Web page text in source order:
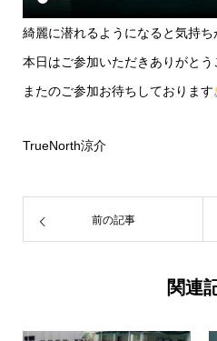
綺麗に潜れるようになると気持ち
本日はご参加いただきありがとう
またのご参加お待ちしております
TrueNorth涼介
前の記事
関連